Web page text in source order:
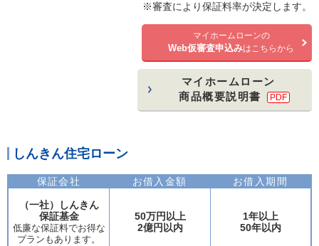
※審査により保証料率が決定します。
マイホームローンの
Web仮審査申込みはこちらから
マイホームローン
商品概要説明書
PDF
しんきん住宅ローン
保証会社 お借入金額 お借入期間
（一社）しんきん
保証基金
低廉な保証料でお得な
プランもあります。
50万円以上
2億円以内
1年以上
50年以内